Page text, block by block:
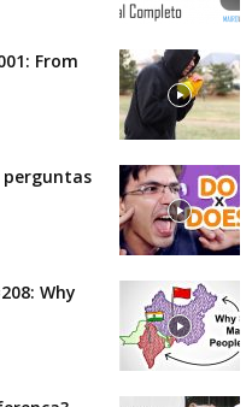
From
perguntas
Why